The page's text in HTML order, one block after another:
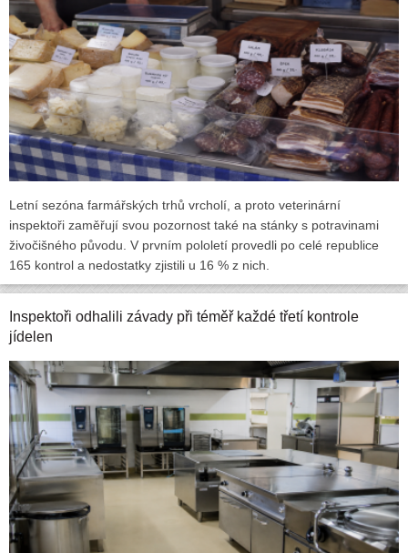
Letní sezóna farmářských trhů vrcholí, a proto veterinární
inspektoři zaměřují svou pozornost také na stánky s potravinami
živočišného původu. V prvním pololetí provedli po celé republice
165 kontrol a nedostatky zjistili u 16 % z nich.
Inspektoři odhalili závady při téměř každé třetí kontrole
jídelen